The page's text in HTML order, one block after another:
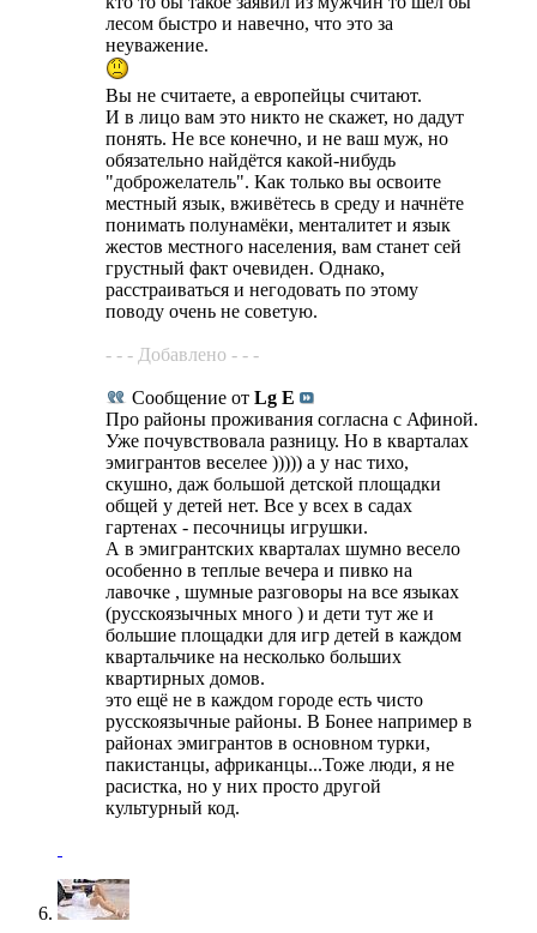
лесом быстро и навечно, что это за
неуважение.
Вы не считаете, а европейцы считают.
И в лицо вам это никто не скажет, но дадут
понять. Не все конечно, и не ваш муж, но
обязательно найдётся какой-нибудь
"доброжелатель". Как только вы освоите
местный язык, вживётесь в среду и начнёте
понимать полунамёки, менталитет и язык
жестов местного населения, вам станет сей
грустный факт очевиден. Однако,
расстраиваться и негодовать по этому
поводу очень не советую.
- - - Добавлено - - -
Сообщение от Lg E
Про районы проживания согласна с Афиной.
Уже почувствовала разницу. Но в кварталах
эмигрантов веселее ))))) а у нас тихо,
скушно, даж большой детской площадки
общей у детей нет. Все у всех в садах
гартенах - песочницы игрушки.
А в эмигрантских кварталах шумно весело
особенно в теплые вечера и пивко на
лавочке , шумные разговоры на все языках
(русскоязычных много ) и дети тут же и
большие площадки для игр детей в каждом
квартальчике на несколько больших
квартирных домов.
это ещё не в каждом городе есть чисто
русскоязычные районы. В Бонее например в
районах эмигрантов в основном турки,
пакистанцы, африканцы...Тоже люди, я не
расистка, но у них просто другой
культурный код.